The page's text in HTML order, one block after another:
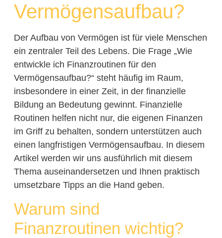
Vermögensaufbau?
Der Aufbau von Vermögen ist für viele Menschen
ein zentraler Teil des Lebens. Die Frage „Wie
entwickle ich Finanzroutinen für den
Vermögensaufbau?“ steht häufig im Raum,
insbesondere in einer Zeit, in der finanzielle
Bildung an Bedeutung gewinnt. Finanzielle
Routinen helfen nicht nur, die eigenen Finanzen
im Griff zu behalten, sondern unterstützen auch
einen langfristigen Vermögensaufbau. In diesem
Artikel werden wir uns ausführlich mit diesem
Thema auseinandersetzen und Ihnen praktisch
umsetzbare Tipps an die Hand geben.
Warum sind
Finanzroutinen wichtig?